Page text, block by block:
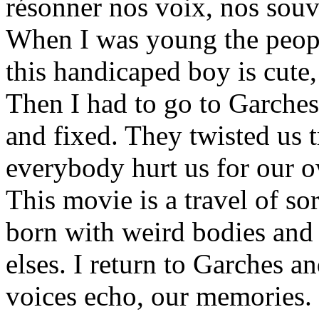
résonner nos voix, nos
When I was young the
this handicaped boy is
Then I had to go to
and fixed. They twisted us
everybody hurt us for our
This movie is a travel of
born with weird bodies and
elses. I return to Garches
voices echo, our memories.